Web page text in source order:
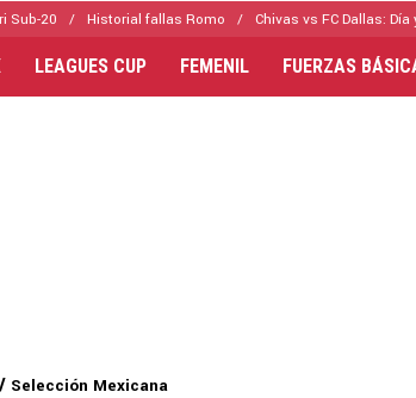
Sub-20 Historial fallas Romo Chivas vs FC Dallas: Día
LEAGUES CUP FEMENIL FUERZAS
Selección Mexicana